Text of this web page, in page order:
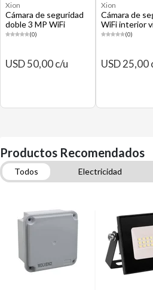
Xion
Cámara de seguridad
doble 3 MP WiFi
interior exterior visión
(0)
USD 50,00 c/u
Xion
Cámara de
WiFi interior
nocturna
(0)
USD 25,00
Productos Recomendados
Todos Electricidad
Timbres